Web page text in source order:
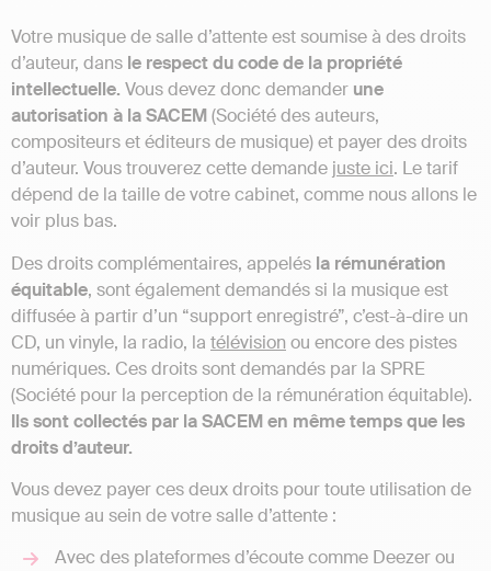
Votre musique de salle d’attente est soumise à des droits
d’auteur, dans le respect du code de la propriété
intellectuelle. Vous devez donc demander une
autorisation à la SACEM(Société des auteurs,
compositeurs et éditeurs de musique) et payer des droits
d’auteur. Vous trouverez cette demande juste ici. Le tarif
dépend de la taille de votre cabinet, comme nous allons le
voir plus bas.
Des droits complémentaires, appelés la rémunération
équitable, sont également demandés si la musique est
diffusée à partir d’un “support enregistré”, c’est-à-dire un
CD, un vinyle, la radio, la télévision ou encore des pistes
numériques. Ces droits sont demandés par la SPRE
(Société pour la perception de la rémunération équitable).
Ils sont collectés par la SACEM en même temps que les
droits d’auteur.
Vous devez payer ces deux droits pour toute utilisation de
musique au sein de votre salle d’attente :
Avec des plateformes d’écoute comme Deezer ou